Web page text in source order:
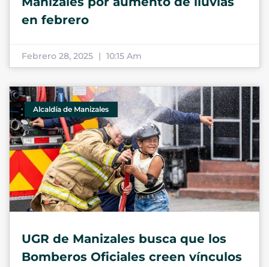
en febrero
Febrero 28, 2025 10:15 Am
Alcaldía de Manizales
UGR de Manizales busca que los
Bomberos Oficiales creen vínculos